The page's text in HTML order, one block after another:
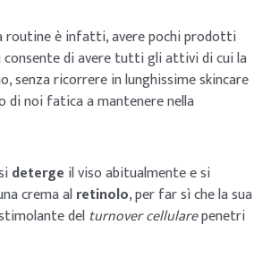
routine è infatti, avere pochi prodotti
di avere tutti gli attivi di cui la
senza ricorrere in lunghissime skincare
di noi fatica a mantenere nella
deterge il viso abitualmente e si
crema alretinolo, per far sì che la sua
del turnover cellularepenetri